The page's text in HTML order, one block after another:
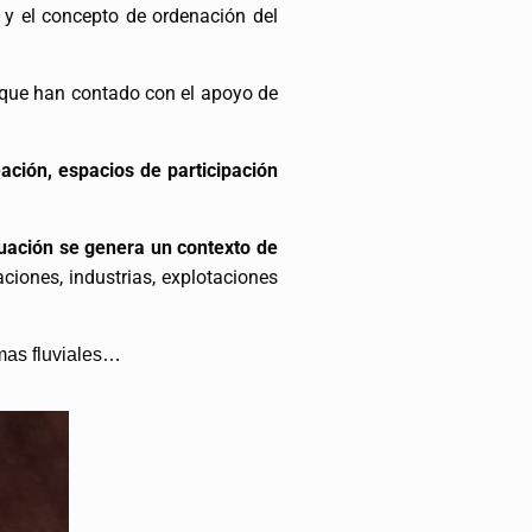
el concepto de ordenación del
han contado con el apoyo de
espacios de participación
se genera un contexto de
industrias, explotaciones
fluviales…